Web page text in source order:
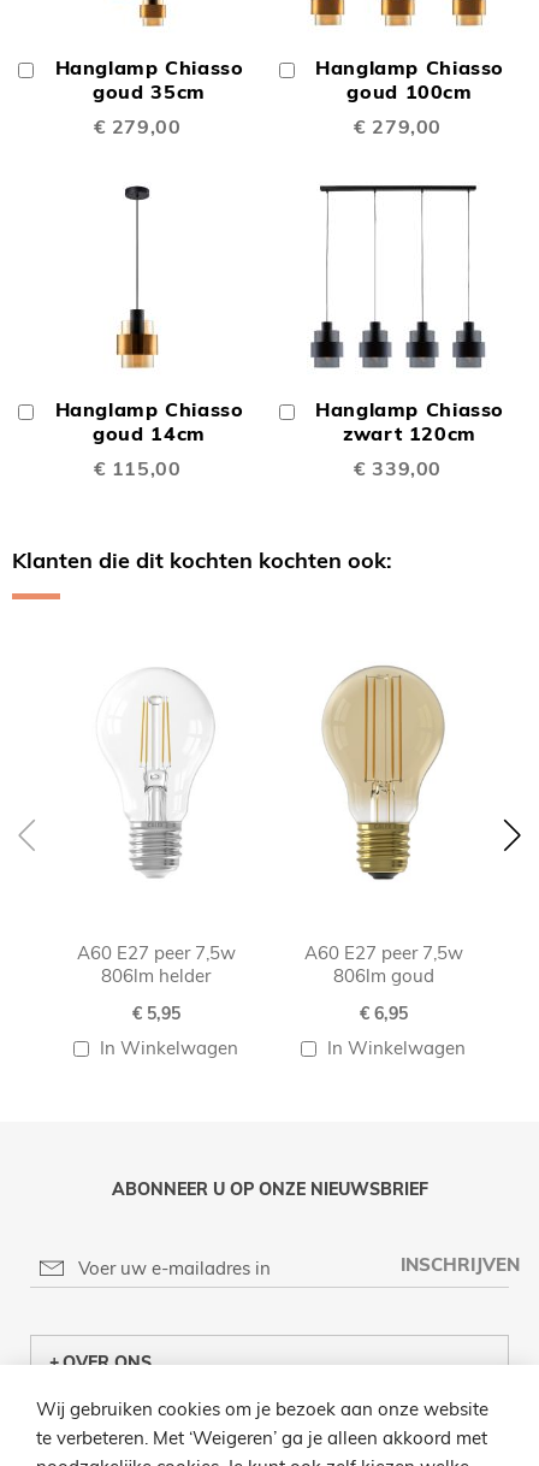
Hanglamp Chiasso
goud 35cm
€ 279,00
Winkelwagen
Hanglamp Chiasso
goud 100cm
€ 279,00
Winkelwagen
Hanglamp Chiasso
goud 14cm
€ 115,00
Winkelwagen
Hanglamp Chiasso
zwart 120cm
€ 339,00
Winkelwagen
Klanten die dit kochten kochten ook:
A60 E27 peer 7,5w
806lm helder
€ 5,95
In Winkelwagen
A60 E27 peer 7,5w
806lm goud
€ 6,95
In Winkelwagen
ABONNEER U OP ONZE NIEUWSBRIEF
INSCHRIJVEN
OVER ONS
KLANTENCENTRUM
Wij gebruiken cookies om je bezoek aan onze website
te verbeteren. Met ‘Weigeren’ ga je alleen akkoord met